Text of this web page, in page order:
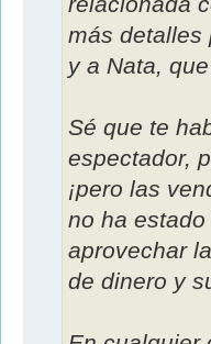
más detalles
y a Nata,
Sé que te
espectador,
¡pero las
no ha
aprovechar
de dinero y